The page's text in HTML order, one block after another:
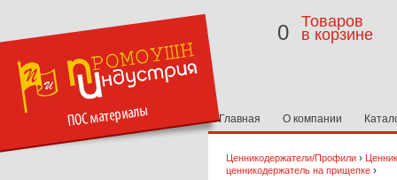
0 Товаров
в корзине
Главная О компании
Ценникодержатели/Профили ›
ценникодержатель на прищепке ›